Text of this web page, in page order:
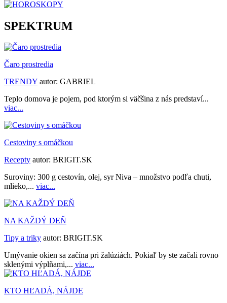
SPEKTRUM
Čaro prostredia
TRENDY autor: GABRIEL
Teplo domova je pojem, pod ktorým si väčšina z nás predstaví...
viac...
Cestoviny s omáčkou
Recepty autor: BRIGIT.SK
Suroviny: 300 g cestovín, olej, syr Niva – množstvo podľa chuti,
mlieko,... viac...
NA KAŽDÝ DEŇ
Tipy a triky autor: BRIGIT.SK
Umývanie okien sa začína pri žalúziách. Pokiaľ by ste začali rovno
sklenými výplňami,... viac...
KTO HĽADÁ, NÁJDE